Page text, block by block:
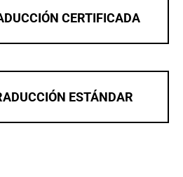
CERTIFICADA
ESTÁNDAR